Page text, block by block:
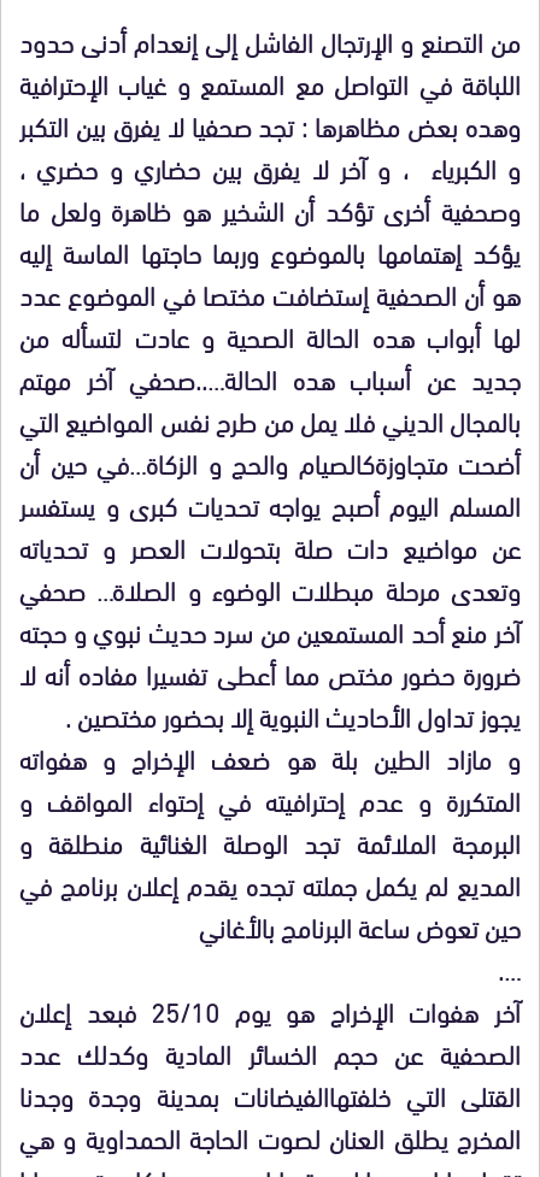
من التصنع و الإرتجال الفاشل إلى إنعدام أدنى حدود
اللباقة في التواصل مع المستمع و غياب الإحترافية
وهده بعض مظاهرها : تجد صحفيا لا يفرق بين التكبر
و الكبرياء ، و آخر لا يفرق بين حضاري و حضري ،
وصحفية أخرى تؤكد أن الشخير هو ظاهرة ولعل ما
يؤكد إهتمامها بالموضوع وربما حاجتها الماسة إليه
هو أن الصحفية إستضافت مختصا في الموضوع عدد
لها أبواب هده الحالة الصحية و عادت لتسأله من
جديد عن أسباب هده الحالة…..صحفي آخر مهتم
بالمجال الديني فلا يمل من طرح نفس المواضيع التي
أضحت متجاوزةكالصيام والحج و الزكاة…في حين أن
المسلم اليوم أصبح يواجه تحديات كبرى و يستفسر
عن مواضيع دات صلة بتحولات العصر و تحدياته
وتعدى مرحلة مبطلات الوضوء و الصلاة… صحفي
آخر منع أحد المستمعين من سرد حديث نبوي و حجته
ضرورة حضور مختص مما أعطى تفسيرا مفاده أنه لا
يجوز تداول الأحاديث النبوية إلا بحضور مختصين .
و مازاد الطين بلة هو ضعف الإخراج و هفواته
المتكررة و عدم إحترافيته في إحتواء المواقف و
البرمجة الملائمة تجد الوصلة الغنائية منطلقة و
المديع لم يكمل جملته تجده يقدم إعلان برنامج في
حين تعوض ساعة البرنامج بالأغاني
….
آخر هفوات الإخراج هو يوم 25/10 فبعد إعلان
الصحفية عن حجم الخسائر المادية وكدلك عدد
القتلى التي خلفتهاالفيضانات بمدينة وجدة وجدنا
المخرج يطلق العنان لصوت الحاجة الحمداوية و هي